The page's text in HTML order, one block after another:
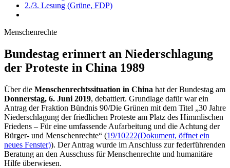
2./3. Lesung (Grüne, FDP)
Menschenrechte
Bundestag erinnert an Niederschlagung
der Proteste in China 1989
Über die Menschenrechtssituation in China hat der Bundestag am
Donnerstag, 6. Juni 2019, debattiert. Grundlage dafür war ein
Antrag der Fraktion Bündnis 90/Die Grünen mit dem Titel „30 Jahre
Niederschlagung der friedlichen Proteste am Platz des Himmlischen
Friedens – Für eine umfassende Aufarbeitung und die Achtung der
Bürger- und Menschenrechte“ (19/10222(Dokument, öffnet ein
neues Fenster)). Der Antrag wurde im Anschluss zur federführenden
Beratung an den Ausschuss für Menschenrechte und humanitäre
Hilfe überwiesen.